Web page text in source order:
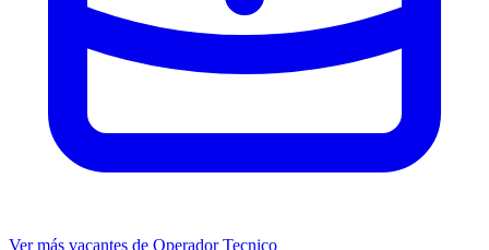
Ver más vacantes de Operador Tecnico